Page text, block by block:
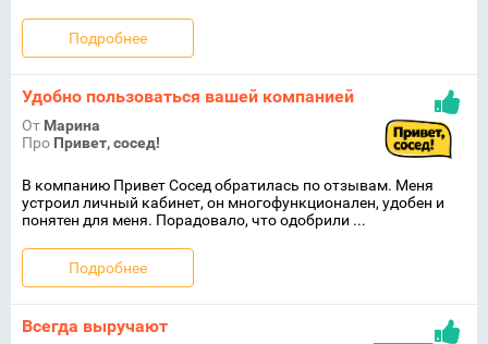
Подробнее
Удобно пользоваться вашей компанией
От Марина
Про Привет, сосед!
В компанию Привет Сосед обратилась по отзывам. Меня
устроил личный кабинет, он многофункционален, удобен и
понятен для меня. Порадовало, что одобрили ...
Подробнее
Всегда выручают